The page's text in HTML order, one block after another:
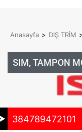
Anasayfa > DIŞ TRİM
SIM, TAMPON
384789472101